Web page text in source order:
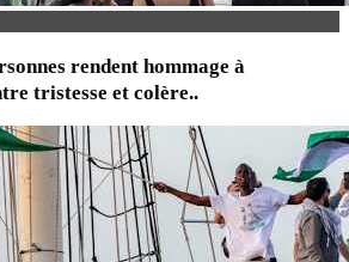
rendent hommage à
tristesse et colère..